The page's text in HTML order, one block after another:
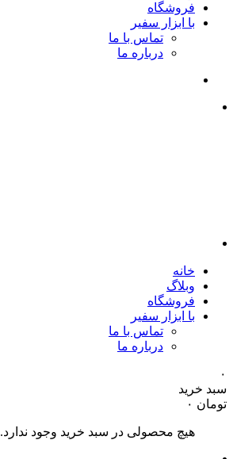
فروشگاه
با ابزار سفیر
تماس با ما
درباره ما
خانه
وبلاگ
فروشگاه
با ابزار سفیر
تماس با ما
درباره ما
۰
سبد خرید
تومان
هیچ محصولی در سبد خرید وجود ندارد.